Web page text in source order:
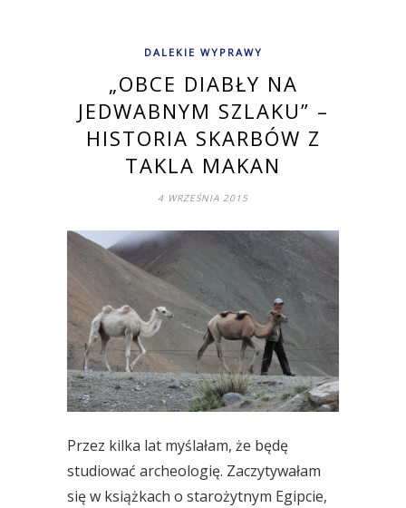
DALEKIE WYPRAWY
„OBCE DIABŁY NA
JEDWABNYM SZLAKU” –
HISTORIA SKARBÓW Z
TAKLA MAKAN
4 WRZEŚNIA 2015
Przez kilka lat myślałam, że będę
studiować archeologię. Zaczytywałam
się w książkach o starożytnym Egipcie,